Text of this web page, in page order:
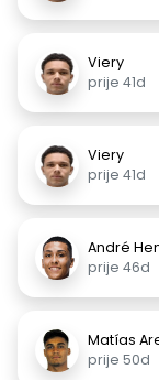
Viery
prije 41d
Viery
prije 41d
André
prije 46d
Matías
prije 50d